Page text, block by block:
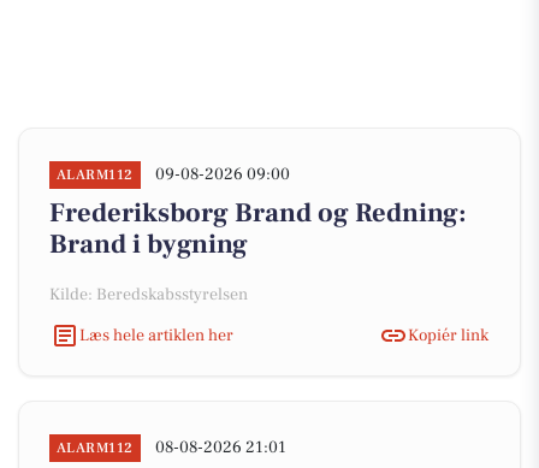
ALARM112 09-08-2026 09:00
Frederiksborg Brand og Redning:
Brand i bygning
Kilde: Beredskabsstyrelsen
Læs hele artiklen her
Kopiér link
ALARM112 08-08-2026 21:01